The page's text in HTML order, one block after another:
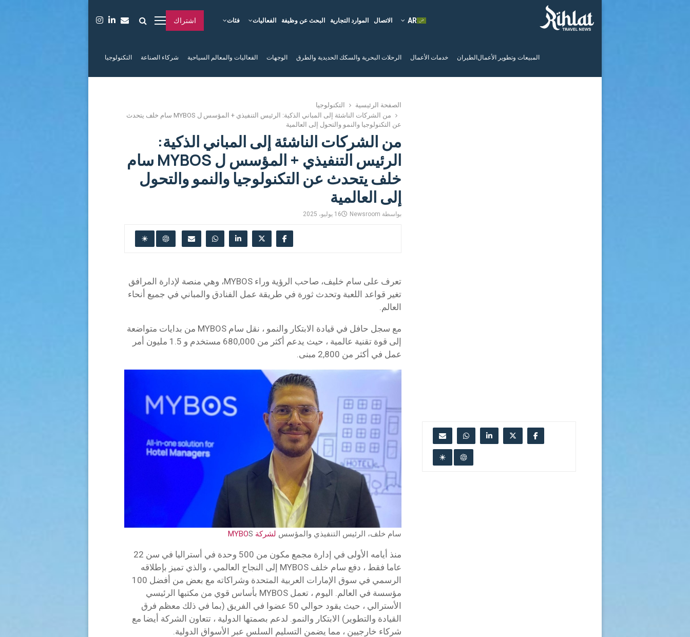
فئات الفعاليات البحث عن وظيفة الموارد التجارية الاتصال اشتراك
المبيعات وتطوير الأعمال الطيران خدمات الأعمال الرحلات البحرية والسكك الحديدية والطرق الوجهات الفعاليات والمعالم السياحية شركاء الصناعة التكنولوجيا
الصفحة الرئيسية
التكنولوجيا
من الشركات الناشئة إلى المباني الذكية: الرئيس التنفيذي + المؤسس ل MYBOS سام خلف يتحدث
عن التكنولوجيا والنمو والتحول إلى العالمية
من الشركات الناشئة إلى المباني الذكية:
الرئيس التنفيذي + المؤسس ل MYBOS سام
خلف يتحدث عن التكنولوجيا والنمو والتحول
إلى العالمية
بواسطة Newsroom 16 يوليو، 2025
تعرف على سام خليف، صاحب الرؤية وراء MYBOS، وهي منصة لإدارة المرافق
تغير قواعد اللعبة وتحدث ثورة في طريقة عمل الفنادق والمباني في جميع أنحاء
العالم.
مع سجل حافل في قيادة الابتكار والنمو ، نقل سام MYBOS من بدايات متواضعة
إلى قوة تقنية عالمية ، حيث يدعم أكثر من 680,000 مستخدم و 1.5 مليون أمر
عمل في أكثر من 2,800 مبنى.
سام خلف، الرئيس التنفيذي والمؤسس لشركة MYBO S
منذ أيامه الأولى في إدارة مجمع مكون من 500 وحدة في أستراليا في سن 22
عاما فقط ، دفع سام خلف MYBOS إلى النجاح العالمي ، والذي تميز بإطلاقه
الرسمي في سوق الإمارات العربية المتحدة وشراكاته مع بعض من أفضل 100
مؤسسة في العالم. اليوم ، تعمل MYBOS بأساس قوي من مكتبها الرئيسي
الأسترالي ، حيث يقود حوالي 50 عضوا في الفريق (بما في ذلك معظم فرق
القيادة والتطوير) الابتكار والنمو. لدعم بصمتها الدولية ، تتعاون الشركة أيضا مع
شركاء خارجيين ، مما يضمن التسليم السلس عبر الأسواق الدولية.